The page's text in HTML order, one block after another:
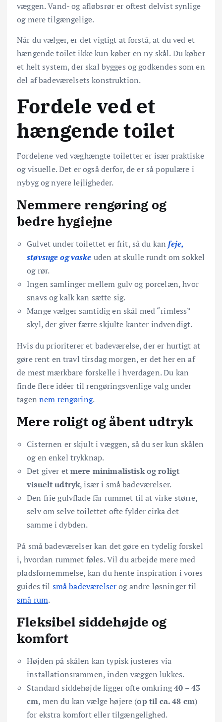
væggen. Vand- og afløbsrør er oftest delvist synlige
og mere tilgængelige.
Når du vælger, er det vigtigt at forstå, at du ved et
hængende toilet ikke kun køber en ny skål. Du køber
et helt system, der skal bygges og godkendes som en
del af badeværelsets konstruktion.
Fordele ved et
hængende toilet
Fordelene ved væghængte toiletter er især praktiske
og visuelle. Det er også derfor, de er så populære i
nybyg og nyere lejligheder.
Nemmere rengøring og
bedre hygiejne
Gulvet under toilettet er frit, så du kanfeje,
støvsuge og vaske uden at skulle rundt om sokkel
og rør.
Ingen samlinger mellem gulv og porcelæn, hvor
snavs og kalk kan sætte sig.
Mange vælger samtidig en skål med “rimless”
skyl, der giver færre skjulte kanter indvendigt.
Hvis du prioriterer et badeværelse, der er hurtigt at
gøre rent en travl tirsdag morgen, er det her en af
de mest mærkbare forskelle i hverdagen. Du kan
finde flere idéer til rengøringsvenlige valg under
tagen nem rengøring.
Mere roligt og åbent udtryk
Cisternen er skjult i væggen, så du ser kun skålen
og en enkel trykknap.
Det giver etmere minimalistisk og roligt
visuelt udtryk, især i små badeværelser.
Den frie gulvflade får rummet til at virke større,
selv om selve toilettet ofte fylder cirka det
samme i dybden.
På små badeværelser kan det gøre en tydelig forskel
i, hvordan rummet føles. Vil du arbejde mere med
pladsfornemmelse, kan du hente inspiration i vores
guides til små badeværelserog andre løsninger til
små rum.
Fleksibel siddehøjde og
komfort
Højden på skålen kan typisk justeres via
installationsrammen, inden væggen lukkes.
Standard siddehøjde ligger ofte omkring40 – 43
cm, men du kan vælge højere (op til ca. 48 cm)
for ekstra komfort eller tilgængelighed.